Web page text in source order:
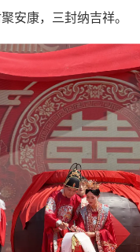
安康，三封纳吉祥。